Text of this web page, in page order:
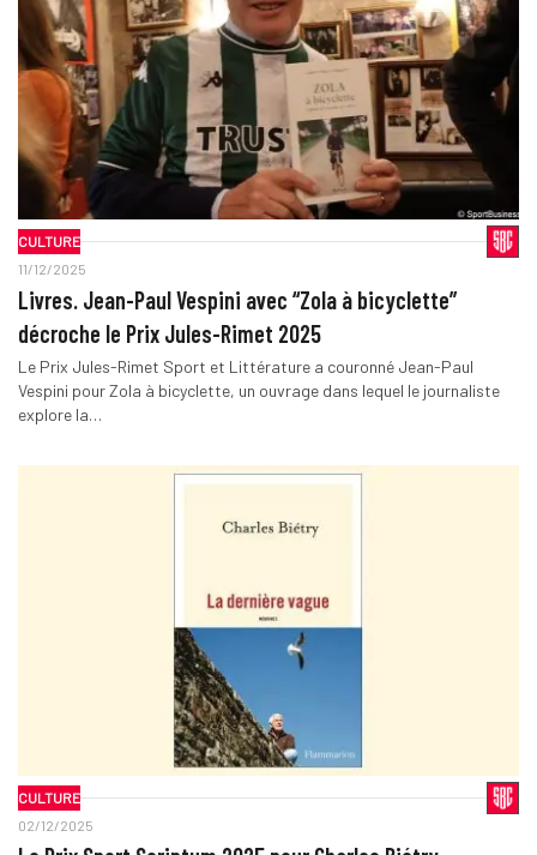
CULTURE
11/12/2025
Livres. Jean-Paul Vespini avec “Zola à bicyclette”
décroche le Prix Jules-Rimet 2025
Le Prix Jules-Rimet Sport et Littérature a couronné Jean-Paul
Vespini pour Zola à bicyclette, un ouvrage dans lequel le journaliste
explore la…
CULTURE
02/12/2025